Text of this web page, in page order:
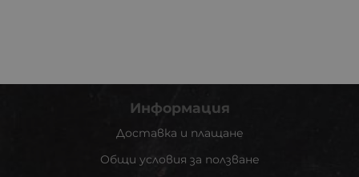
Информация
Доставка и плащане
Общи условия за ползване